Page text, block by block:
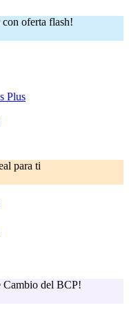
con oferta flash!
Plus
para ti
Cambio del BCP!